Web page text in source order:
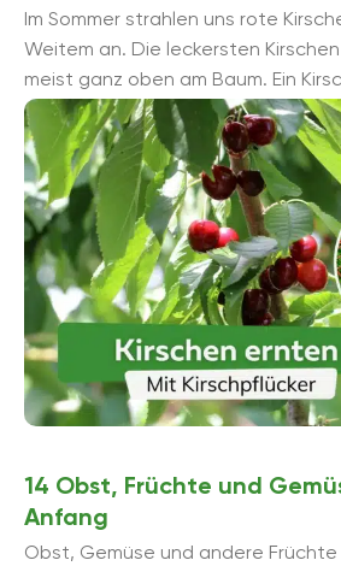
Im Sommer strahlen uns rote
Weitem an. Die leckersten
meist ganz oben am Baum. Ein
dann bei der Ernte helfen. ...
14 Obst, Früchte und
Anfang
Obst, Gemüse und andere Früchte